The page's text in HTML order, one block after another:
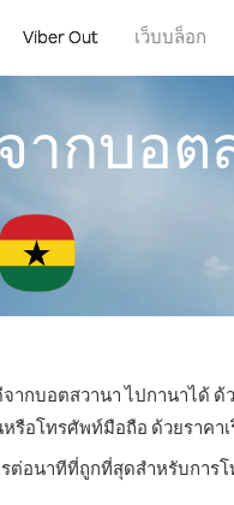
Viber Out เว็บบล็อก
ากบอต
กบอตสวานา ไปกานาได้ ด้ว
อโทรศัพท์มือถือ ด้วยราคาเ
ต่อนาทีที่ถูกที่สุดสำหรับการโ